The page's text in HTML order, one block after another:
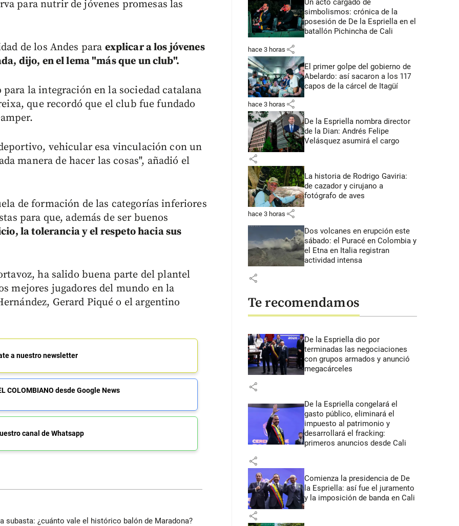
para nutrir de jóvenes promesas las
de los Andes para explicar a los jóvenes
dijo, en el lema "más que un club".
la integración en la sociedad catalana
que recordó que el club fue fundado
vehicular esa vinculación con un
manera de hacer las cosas", añadió el
de formación de las categorías inferiores
para que, además de ser buenos
la tolerancia y el respeto hacia sus
ha salido buena parte del plantel
mejores jugadores del mundo en la
Gerard Piqué o el argentino
a nuestro newsletter
COLOMBIANO desde Google News
canal de Whatsapp
subasta: ¿cuánto vale el histórico balón de Maradona?
Un acto cargado de
simbolismos: crónica de la
posesión de De la Espriella en el
batallón Pichincha de Cali
hace 3 horas share
El primer golpe del gobierno de
Abelardo: así sacaron a los 117
capos de la cárcel de Itagüí
hace 3 horas share
De la Espriella nombra director
de la Dian: Andrés Felipe
Velásquez asumirá el cargo
share
La historia de Rodrigo Gaviria:
de cazador y cirujano a
fotógrafo de aves
hace 3 horas share
Dos volcanes en erupción este
sábado: el Puracé en Colombia y
el Etna en Italia registran
actividad intensa
share
Te recomendamos
De la Espriella dio por
terminadas las negociaciones
con grupos armados y anunció
megacárceles
share
De la Espriella congelará el
gasto público, eliminará el
impuesto al patrimonio y
desarrollará el fracking:
primeros anuncios desde Cali
share
Comienza la presidencia de De
la Espriella: así fue el juramento
y la imposición de banda en Cali
share